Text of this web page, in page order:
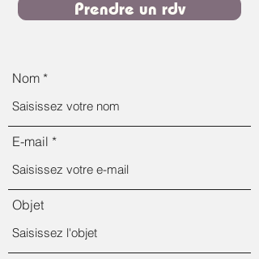
Prendre un rdv
Nom
E-mail
Objet